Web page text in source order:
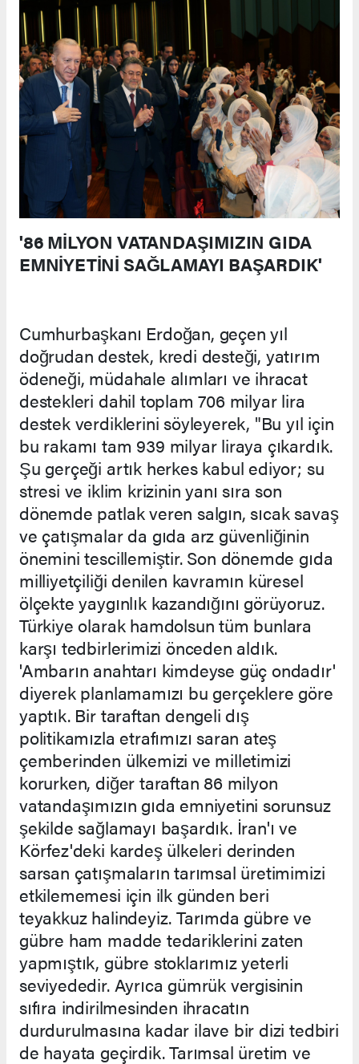
'86 MİLYON VATANDAŞIMIZIN GIDA
EMNİYETİNİ SAĞLAMAYI BAŞARDIK'
Cumhurbaşkanı Erdoğan, geçen yıl
doğrudan destek, kredi desteği, yatırım
ödeneği, müdahale alımları ve ihracat
destekleri dahil toplam 706 milyar lira
destek verdiklerini söyleyerek, "Bu yıl için
bu rakamı tam 939 milyar liraya çıkardık.
Şu gerçeği artık herkes kabul ediyor; su
stresi ve iklim krizinin yanı sıra son
dönemde patlak veren salgın, sıcak savaş
ve çatışmalar da gıda arz güvenliğinin
önemini tescillemiştir. Son dönemde gıda
milliyetçiliği denilen kavramın küresel
ölçekte yaygınlık kazandığını görüyoruz.
Türkiye olarak hamdolsun tüm bunlara
karşı tedbirlerimizi önceden aldık.
'Ambarın anahtarı kimdeyse güç ondadır'
diyerek planlamamızı bu gerçeklere göre
yaptık. Bir taraftan dengeli dış
politikamızla etrafımızı saran ateş
çemberinden ülkemizi ve milletimizi
korurken, diğer taraftan 86 milyon
vatandaşımızın gıda emniyetini sorunsuz
şekilde sağlamayı başardık. İran'ı ve
Körfez'deki kardeş ülkeleri derinden
sarsan çatışmaların tarımsal üretimimizi
etkilememesi için ilk günden beri
teyakkuz halindeyiz. Tarımda gübre ve
gübre ham madde tedariklerini zaten
yapmıştık, gübre stoklarımız yeterli
seviyededir. Ayrıca gümrük vergisinin
sıfıra indirilmesinden ihracatın
durdurulmasına kadar ilave bir dizi tedbiri
de hayata geçirdik. Tarımsal üretim ve